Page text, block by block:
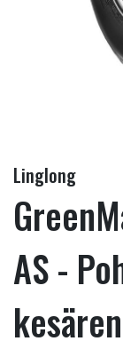
Linglong
AS -